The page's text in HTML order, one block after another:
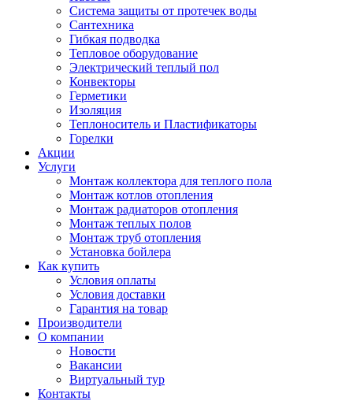
Система защиты от протечек воды
Сантехника
Гибкая подводка
Тепловое оборудование
Электрический теплый пол
Конвекторы
Герметики
Изоляция
Теплоноситель и Пластификаторы
Горелки
Акции
Услуги
Монтаж коллектора для теплого пола
Монтаж котлов отопления
Монтаж радиаторов отопления
Монтаж теплых полов
Монтаж труб отопления
Установка бойлера
Как купить
Условия оплаты
Условия доставки
Гарантия на товар
Производители
О компании
Новости
Вакансии
Виртуальный тур
Контакты